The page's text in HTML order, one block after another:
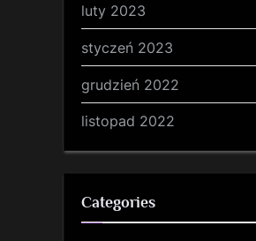
luty 2023
styczeń 2023
grudzień 2022
listopad 2022
Categories